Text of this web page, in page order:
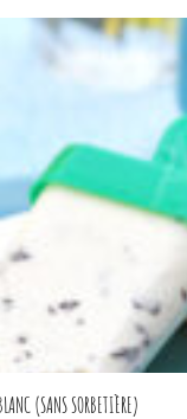
(SANS SORBETIÈRE)